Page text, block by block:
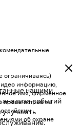
нашими
событий
улучшать
ограничиваясь)
информацию,
имя, фирменное
права и прав на
об охране